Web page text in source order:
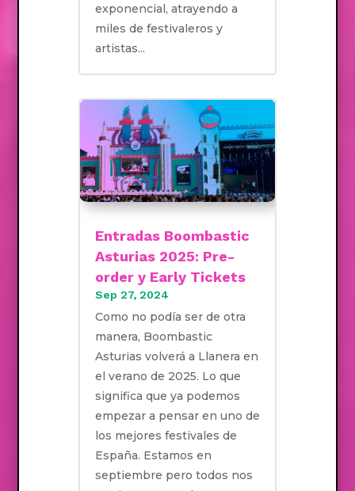
exponencial, atrayendo a
miles de festivaleros y
artistas...
Entradas Boombastic
Asturias 2025: Pre-
order y Early Tickets
Sep 27, 2024
Como no podía ser de otra
manera, Boombastic
Asturias volverá a Llanera en
el verano de 2025. Lo que
significa que ya podemos
empezar a pensar en uno de
los mejores festivales de
España. Estamos en
septiembre pero todos nos